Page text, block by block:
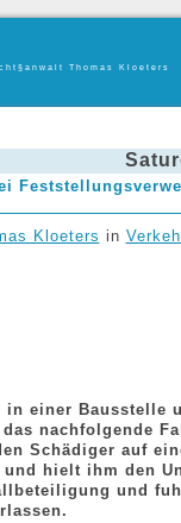
Thomas Kloeters
Kloeters in
in einer Bausstelle
nachfolgende
Schädiger auf
und hielt ihm den
und